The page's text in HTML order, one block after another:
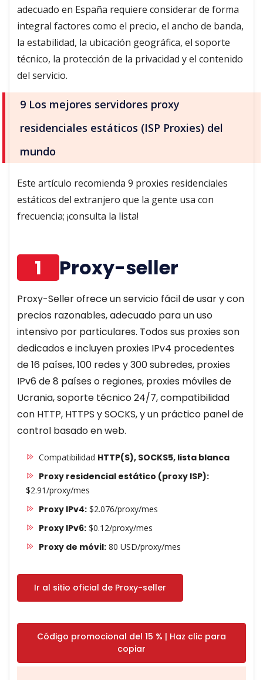
adecuado en España requiere considerar de forma
integral factores como el precio, el ancho de banda,
la estabilidad, la ubicación geográfica, el soporte
técnico, la protección de la privacidad y el contenido
del servicio.
9 Los mejores servidores proxy
residenciales estáticos (ISP Proxies) del
mundo
Este artículo recomienda 9 proxies residenciales
estáticos del extranjero que la gente usa con
frecuencia; ¡consulta la lista!
1 Proxy-seller
Proxy-Seller ofrece un servicio fácil de usar y con
precios razonables, adecuado para un uso
intensivo por particulares. Todos sus proxies son
dedicados e incluyen proxies IPv4 procedentes
de 16 países, 100 redes y 300 subredes, proxies
IPv6 de 8 países o regiones, proxies móviles de
Ucrania, soporte técnico 24/7, compatibilidad
con HTTP, HTTPS y SOCKS, y un práctico panel de
control basado en web.
Compatibilidad HTTP(S), SOCKS5, lista blanca
Proxy residencial estático (proxy ISP):
$2.91/proxy/mes
Proxy IPv4:$2.076/proxy/mes
Proxy IPv6:$0.12/proxy/mes
Proxy de móvil:80 USD/proxy/mes
Ir al sitio oficial de Proxy-seller
Código promocional del 15 % | Haz clic para
copiar